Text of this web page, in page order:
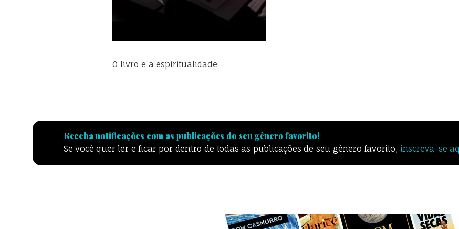
O livro e a espiritualidade
Receba notificações com as publicações do seu gênero favorito!
Se você quer ler e ficar por dentro de todas as publicações de seu gênero favorito, inscreva-se